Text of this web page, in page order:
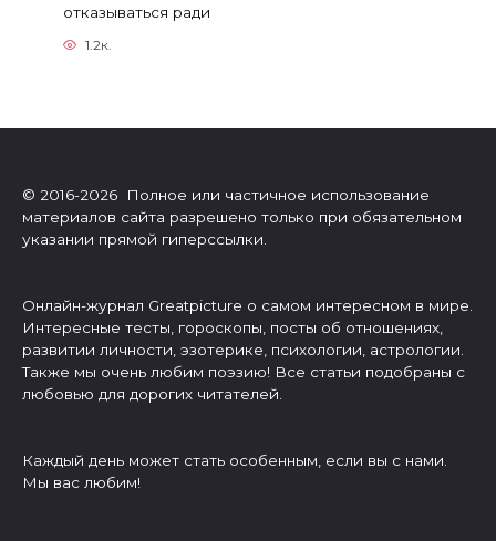
отказываться ради
1.2к.
© 2016-2026 Полное или частичное использование
материалов сайта разрешено только при обязательном
указании прямой гиперссылки.
Онлайн-журнал Greatpicture о самом интересном в мире.
Интересные тесты, гороскопы, посты об отношениях,
развитии личности, эзотерике, психологии, астрологии.
Также мы очень любим поэзию! Все статьи подобраны с
любовью для дорогих читателей.
Каждый день может стать особенным, если вы с нами.
Мы вас любим!